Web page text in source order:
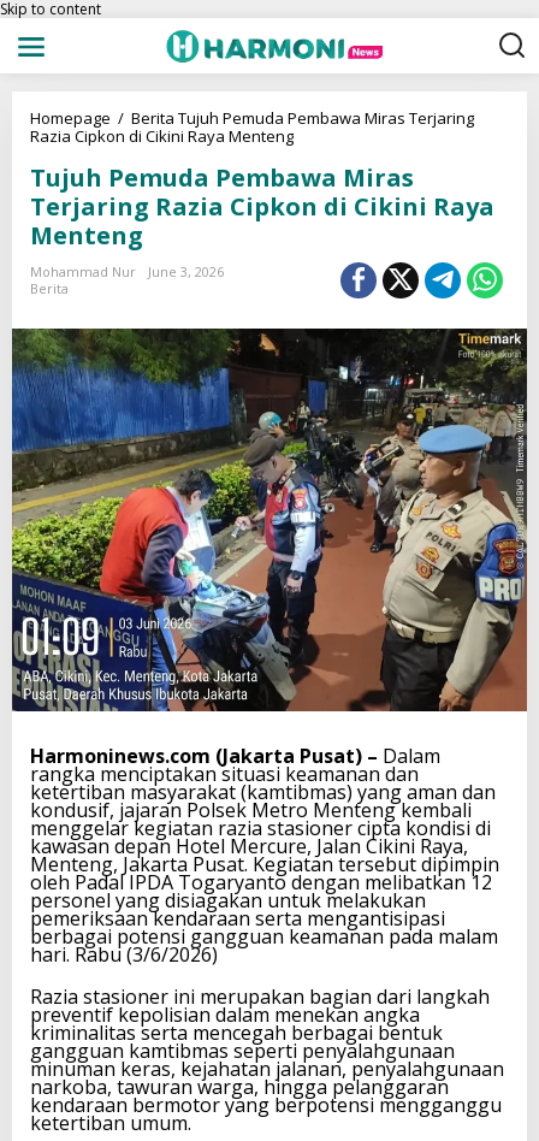
Skip to content
Homepage / Berita Tujuh Pemuda Pembawa Miras Terjaring
Razia Cipkon di Cikini Raya Menteng
Tujuh Pemuda Pembawa Miras
Terjaring Razia Cipkon di Cikini Raya
Menteng
Mohammad Nur
June 3, 2026
Berita
Harmoninews.com (Jakarta Pusat) – Dalam
rangka menciptakan situasi keamanan dan
ketertiban masyarakat (kamtibmas) yang aman dan
kondusif, jajaran Polsek Metro Menteng kembali
menggelar kegiatan razia stasioner cipta kondisi di
kawasan depan Hotel Mercure, Jalan Cikini Raya,
Menteng, Jakarta Pusat. Kegiatan tersebut dipimpin
oleh Padal IPDA Togaryanto dengan melibatkan 12
personel yang disiagakan untuk melakukan
pemeriksaan kendaraan serta mengantisipasi
berbagai potensi gangguan keamanan pada malam
hari. Rabu (3/6/2026)
Razia stasioner ini merupakan bagian dari langkah
preventif kepolisian dalam menekan angka
kriminalitas serta mencegah berbagai bentuk
gangguan kamtibmas seperti penyalahgunaan
minuman keras, kejahatan jalanan, penyalahgunaan
narkoba, tawuran warga, hingga pelanggaran
kendaraan bermotor yang berpotensi mengganggu
ketertiban umum.